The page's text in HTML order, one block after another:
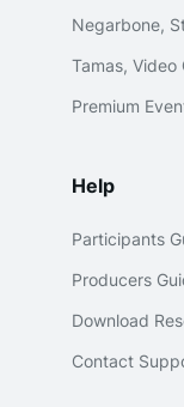
Negarbone,
Tamas,
Premium
Help
Participants
Producers
Download
Contact